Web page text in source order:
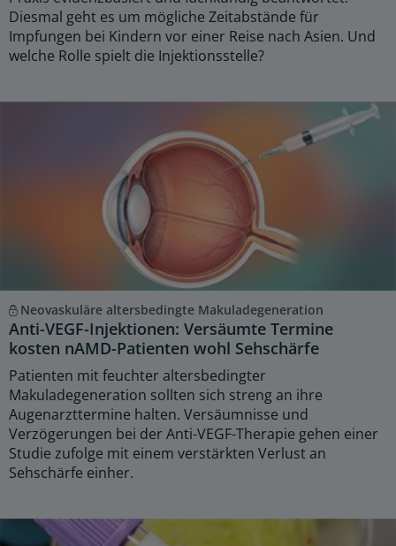
Diesmal geht es um mögliche Zeitabstände für
Impfungen bei Kindern vor einer Reise nach Asien. Und
welche Rolle spielt die Injektionsstelle?
Neovaskuläre altersbedingte Makuladegeneration
Anti-VEGF-Injektionen: Versäumte Termine
kosten nAMD-Patienten wohl Sehschärfe
Patienten mit feuchter altersbedingter
Makuladegeneration sollten sich streng an ihre
Augenarzttermine halten. Versäumnisse und
Verzögerungen bei der Anti-VEGF-Therapie gehen einer
Studie zufolge mit einem verstärkten Verlust an
Sehschärfe einher.